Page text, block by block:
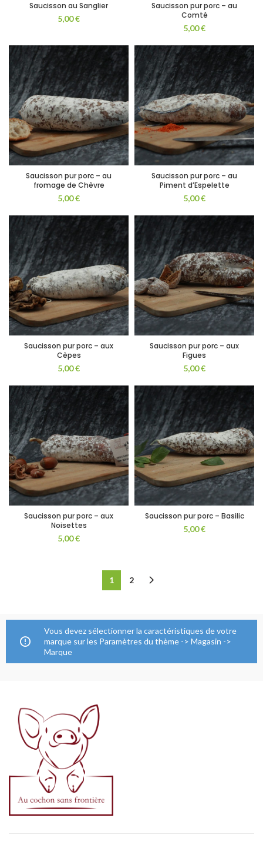
Saucisson au Sanglier
5,00€
Saucisson pur porc – au
Comté
5,00€
Saucisson pur porc – au
fromage de Chèvre
5,00€
Saucisson pur porc – au
Piment d’Espelette
5,00€
Saucisson pur porc – aux
Cèpes
5,00€
Saucisson pur porc – aux
Figues
5,00€
Saucisson pur porc – aux
Noisettes
5,00€
Saucisson pur porc – Basilic
5,00€
1 2
Vous devez sélectionner la caractéristiques de votre
marque sur les Paramètres du thème -> Magasin ->
Marque